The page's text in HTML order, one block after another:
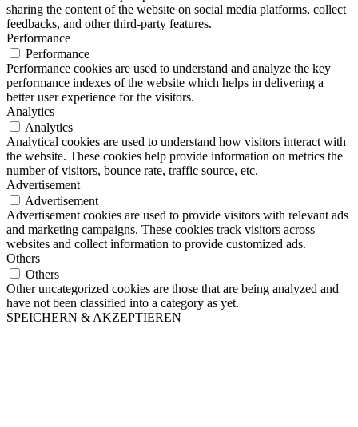
sharing the content of the website on social media platforms, collect
feedbacks, and other third-party features.
Performance
Performance
Performance cookies are used to understand and analyze the key
performance indexes of the website which helps in delivering a
better user experience for the visitors.
Analytics
Analytics
Analytical cookies are used to understand how visitors interact with
the website. These cookies help provide information on metrics the
number of visitors, bounce rate, traffic source, etc.
Advertisement
Advertisement
Advertisement cookies are used to provide visitors with relevant ads
and marketing campaigns. These cookies track visitors across
websites and collect information to provide customized ads.
Others
Others
Other uncategorized cookies are those that are being analyzed and
have not been classified into a category as yet.
SPEICHERN & AKZEPTIEREN